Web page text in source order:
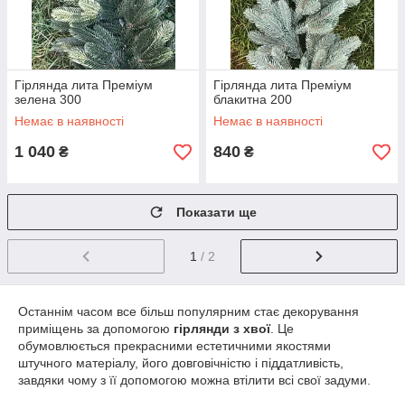
Гірлянда лита Преміум
зелена 300
Немає в наявності
1 040 ₴
Гірлянда лита Преміум
блакитна 200
Немає в наявності
840 ₴
Показати ще
1 / 2
Останнім часом все більш популярним стає декорування
приміщень за допомогою гірлянди з хвої. Це
обумовлюється прекрасними естетичними якостями
штучного матеріалу, його довговічністю і піддатливість,
завдяки чому з її допомогою можна втілити всі свої задуми.